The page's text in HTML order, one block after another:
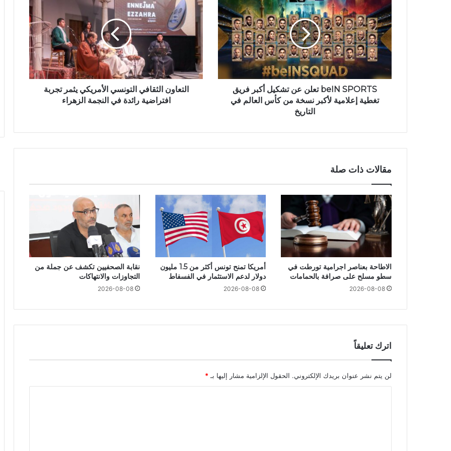
beIN SPORTS تعلن عن تشكيل أكبر فريق
تغطية إعلامية لأكبر نسخة من كأس العالم في
التاريخ
التعاون الثقافي التونسي الأمريكي يثمر تجربة
افتراضية رائدة في النجمة الزهراء
مقالات ذات صلة
الاطاحة بعناصر اجرامية تورطت في
سطو مسلح على صرافة بالحمامات
2026-08-08
أمريكا تمنح تونس أكثر من 1.5 مليون
دولار لدعم الاستثمار في الفسفاط
2026-08-08
نقابة الصحفيين تكشف عن جملة من
التجاوزات والانتهاكات
2026-08-08
اترك تعليقاً
لن يتم نشر عنوان بريدك الإلكتروني. الحقول الإلزامية مشار إليها بـ *